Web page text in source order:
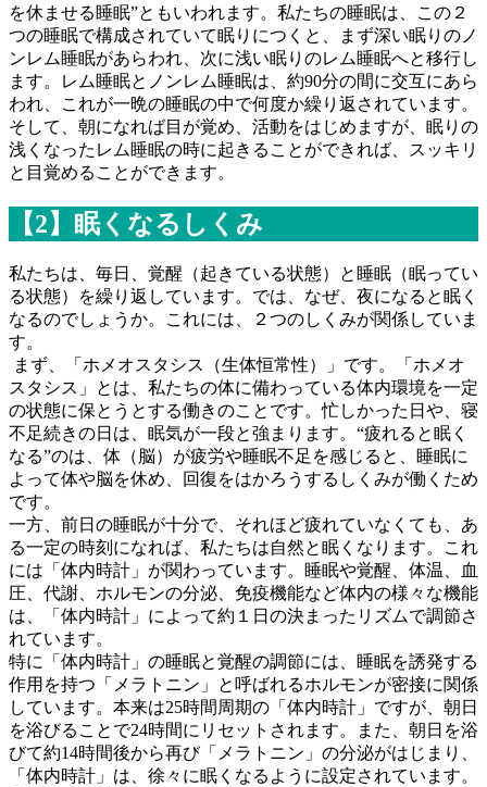
を休ませる睡眠”ともいわれます。私たちの睡眠は、この２
つの睡眠で構成されていて眠りにつくと、まず深い眠りのノ
ンレム睡眠があらわれ、次に浅い眠りのレム睡眠へと移行し
ます。レム睡眠とノンレム睡眠は、約90分の間に交互にあら
われ、これが一晩の睡眠の中で何度か繰り返されています。
そして、朝になれば目が覚め、活動をはじめますが、眠りの
浅くなったレム睡眠の時に起きることができれば、スッキリ
と目覚めることができます。
【2】眠くなるしくみ
私たちは、毎日、覚醒（起きている状態）と睡眠（眠ってい
る状態）を繰り返しています。では、なぜ、夜になると眠く
なるのでしょうか。これには、２つのしくみが関係していま
す。
まず、「ホメオスタシス（生体恒常性）」です。「ホメオ
スタシス」とは、私たちの体に備わっている体内環境を一定
の状態に保とうとする働きのことです。忙しかった日や、寝
不足続きの日は、眠気が一段と強まります。“疲れると眠く
なる”のは、体（脳）が疲労や睡眠不足を感じると、睡眠に
よって体や脳を休め、回復をはかろうするしくみが働くため
です。
一方、前日の睡眠が十分で、それほど疲れていなくても、あ
る一定の時刻になれば、私たちは自然と眠くなります。これ
には「体内時計」が関わっています。睡眠や覚醒、体温、血
圧、代謝、ホルモンの分泌、免疫機能など体内の様々な機能
は、「体内時計」によって約１日の決まったリズムで調節さ
れています。
特に「体内時計」の睡眠と覚醒の調節には、睡眠を誘発する
作用を持つ「メラトニン」と呼ばれるホルモンが密接に関係
しています。本来は25時間周期の「体内時計」ですが、朝日
を浴びることで24時間にリセットされます。また、朝日を浴
びて約14時間後から再び「メラトニン」の分泌がはじまり、
「体内時計」は、徐々に眠くなるように設定されています。